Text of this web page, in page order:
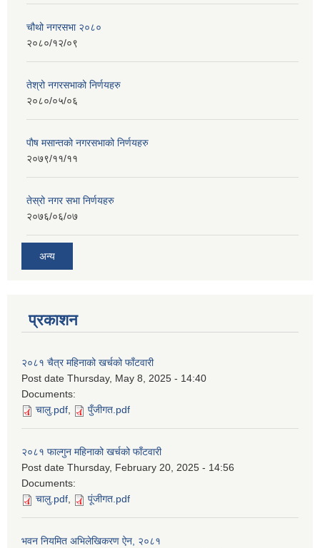
चौथो नगरसभा २०८०
२०८०/१२/०९
तेश्रो नगरसभाको निर्णयहरु
२०८०/०५/०६
पाैष मसान्तको नगरसभाको निर्णयहरु
२०७९/११/११
तेस्रो नगर सभा निर्णयहरु
२०७६/०६/०७
अन्य
प्रकाशन
२०८१ चैत्र महिनाको खर्चको फाँटवारी
Post date Thursday, May 8, 2025 - 14:40
Documents:
चालु.pdf, पुँजीगत.pdf
२०८१ फाल्गुन महिनाको खर्चको फाँटवारी
Post date Thursday, February 20, 2025 - 14:56
Documents:
चालु.pdf, पूंजीगत.pdf
भवन नियमित अभिलेखिकरण ऐन, २०८१